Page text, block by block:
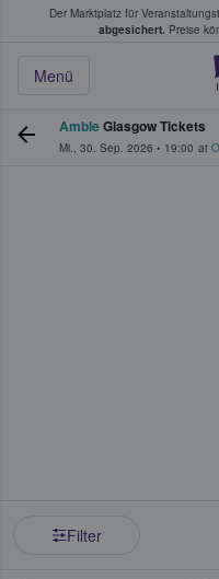
Der Marktplatz für
abgesichert. Preise
Menü
Tickets kaufen
AmbleGlasgow Tickets
Mi., 30. Sep. 2026 • 19:00 at
Filter